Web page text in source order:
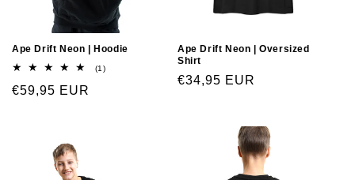
Ape Drift Neon | Hoodie
(1)
€59,95 EUR
Ape Drift Neon | Oversized
Shirt
€34,95 EUR